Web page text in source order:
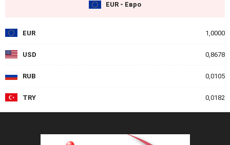
EUR - Евро
EUR 1,0000
USD 0,8678
RUB 0,0105
TRY 0,0182